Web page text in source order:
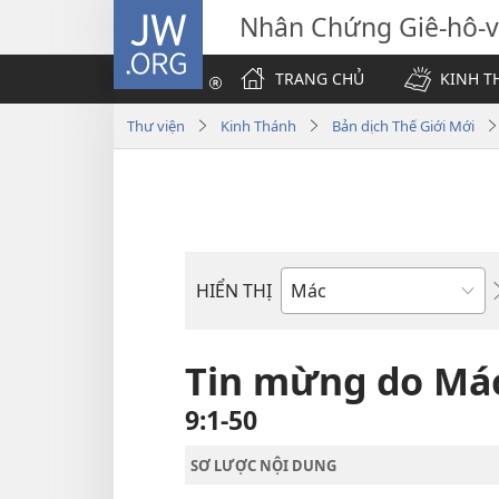
JW.ORG Nhân Chứng Giê-hô-
TRANG CHỦ
KINH
Thư viện Kinh Thánh Bản dịch Thế Giới Mới
HIỂN THỊ
Sách
Kinh
Thánh
Tin mừng do
9:1-50
SƠ LƯỢC NỘI DUNG